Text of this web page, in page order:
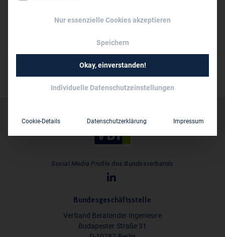
Persönliche Vertreter im VBI:
Social Media Profile des Bundesverbands
Bundesgeschäftsstelle
Verband Beratender Ingenieure
Budapester Straße 31
Nur essenzielle Cookies akzeptieren
Speichern
Okay, einverstanden!
Individuelle Datenschutzeinstellungen
Cookie-Details Datenschutzerklärung Impressum